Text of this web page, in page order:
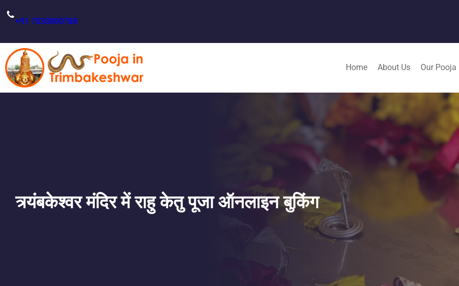
+91 7030000788
Home About Us Our Pooja
त्र्यंबकेश्वर मंदिर में राहु केतु पूजा ऑनलाइन बुकिंग